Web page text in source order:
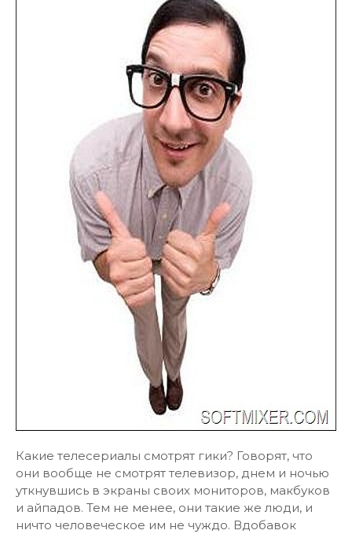
Какие телесериалы смотрят гики? Говорят, что
они вообще не смотрят телевизор, днем и ночью
уткнувшись в экраны своих мониторов, макбуков
и айпадов. Тем не менее, они такие же люди, и
ничто человеческое им не чуждо. Вдобавок